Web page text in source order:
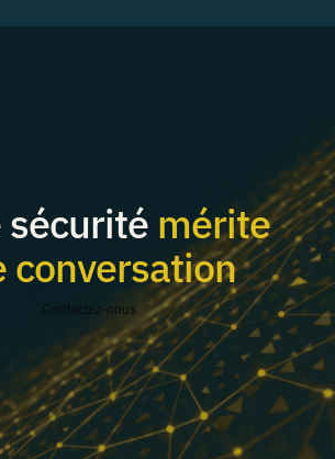
sécurité mérite
conversation
Contactez-nous